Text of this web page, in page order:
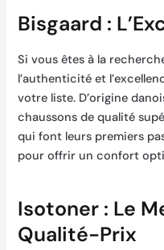
Bisgaard :
Si vous êtes à la
l’authenticité et
votre liste. D’origine
chaussons de qualité
qui font leurs premiers
pour offrir un confort
Isotoner : Le
Qualité-Prix